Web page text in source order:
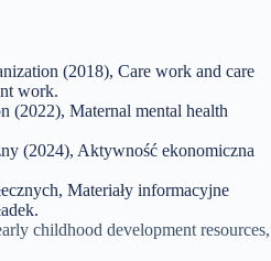
(2018), Care work and care
work.
(2022), Maternal mental health
(2024), Aktywność ekonomiczna
Materiały informacyjne
childhood development resources,